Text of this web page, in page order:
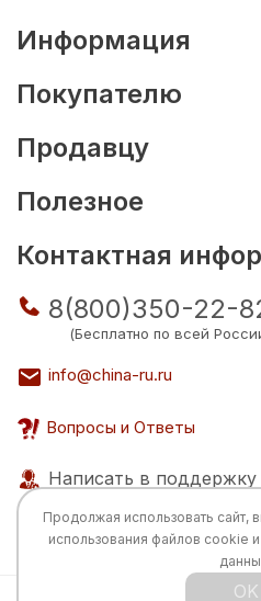
Информация
Покупателю
Продавцу
Полезное
Контактная
8(800)350-22-
(Бесплатно по всей
info@china-ru.ru
Вопросы и Ответы
Написать в поддержку
Продолжая использовать сайт,
использования файлов cookie
OK